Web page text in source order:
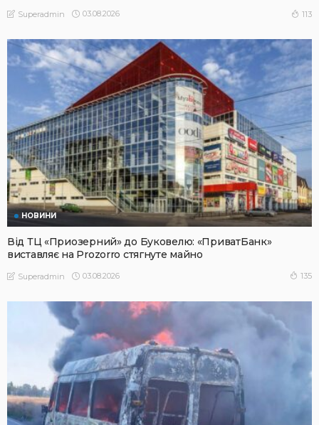
Superadmin 03.08.2026 113
НОВИНИ
Від ТЦ «Приозерний» до Буковелю: «ПриватБанк»
виставляє на Prozorro стягнуте майно
Superadmin 03.08.2026 135